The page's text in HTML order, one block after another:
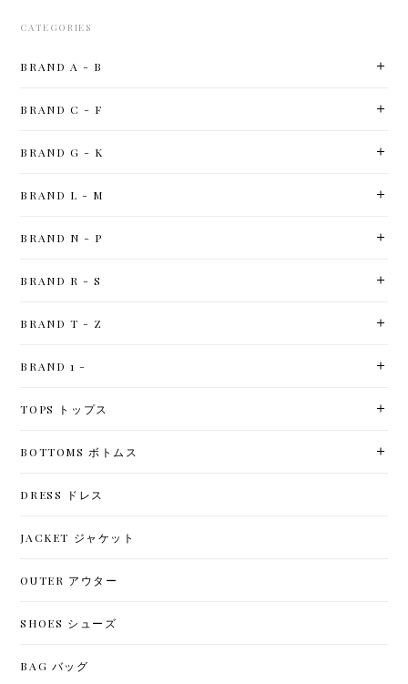
CATEGORIES
BRAND A - B
BRAND C - F
BRAND G - K
BRAND L - M
BRAND N - P
BRAND R - S
BRAND T - Z
BRAND 1 -
TOPS トップス
BOTTOMS ボトムス
DRESS ドレス
JACKET ジャケット
OUTER アウター
SHOES シューズ
BAG バッグ